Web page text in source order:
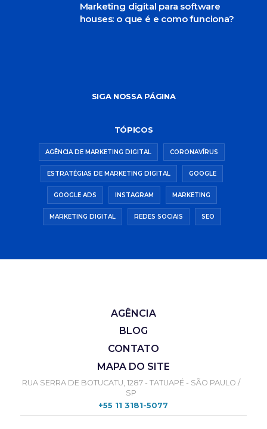
Marketing digital para software
houses: o que é e como funciona?
SIGA NOSSA PÁGINA
TÓPICOS
AGÊNCIA DE MARKETING DIGITAL CORONAVÍRUS
ESTRATÉGIAS DE MARKETING DIGITAL GOOGLE
GOOGLE ADS INSTAGRAM MARKETING
MARKETING DIGITAL REDES SOCIAIS SEO
AGÊNCIA
BLOG
CONTATO
MAPA DO SITE
RUA SERRA DE BOTUCATU, 1287 - TATUAPÉ - SÃO PAULO /
SP
+55 11 3181-5077